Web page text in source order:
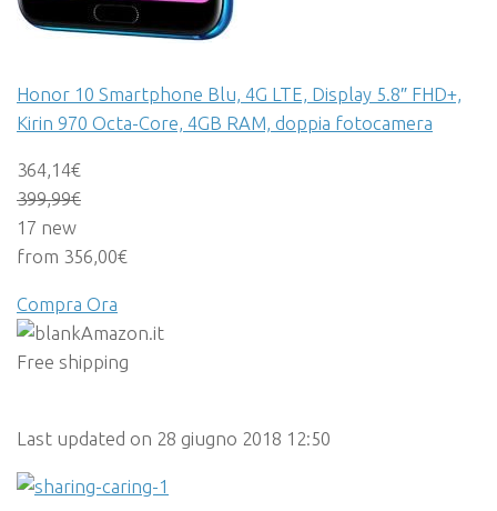
Honor 10 Smartphone Blu, 4G LTE, Display 5.8″ FHD+,
Kirin 970 Octa-Core, 4GB RAM, doppia fotocamera
364,14€
399,99€
17 new
from 356,00€
Compra Ora
Amazon.it
Free shipping
Last updated on 28 giugno 2018 12:50